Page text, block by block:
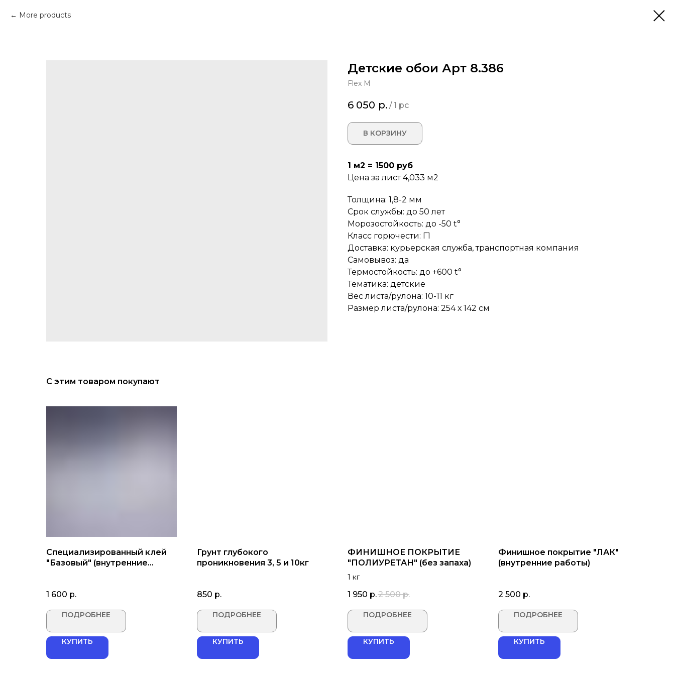
More products
Детские обои Арт 8.386
Flex M
6 050 р. /1 pc
В КОРЗИНУ
1 м2 = 1500 руб
Цена за лист 4,033 м2
Толщина: 1,8-2 мм
Срок службы: до 50 лет
Морозостойкость: до -50 t°
Класс горючести: Г1
Доставка: курьерская служба, транспортная компания
Самовывоз: да
Термостойкость: до +600 t°
Тематика: детские
Вес листа/рулона: 10-11 кг
Размер листа/рулона: 254 х 142 см
С этим товаром покупают
Специализированный клей
"Базовый" (внутренние
1 600 р.
ПОДРОБНЕЕ
КУПИТЬ
Грунт глубокого
проникновения 3, 5 и 10кг
850 р.
ПОДРОБНЕЕ
КУПИТЬ
ФИНИШНОЕ ПОКРЫТИЕ
"ПОЛИУРЕТАН" (без запаха)
1 кг
1 950 р.2 500 р.
ПОДРОБНЕЕ
КУПИТЬ
Финишное покрытие "ЛАК"
(внутренние работы)
2 500 р.
ПОДРОБНЕЕ
КУПИТЬ